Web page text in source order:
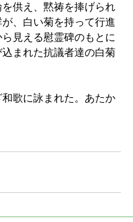
供え、黙祷を捧げられ
、白い菊を持って行進
見える慰霊碑のもとに
まれた抗議者達の白菊
歌に詠まれた。あたか